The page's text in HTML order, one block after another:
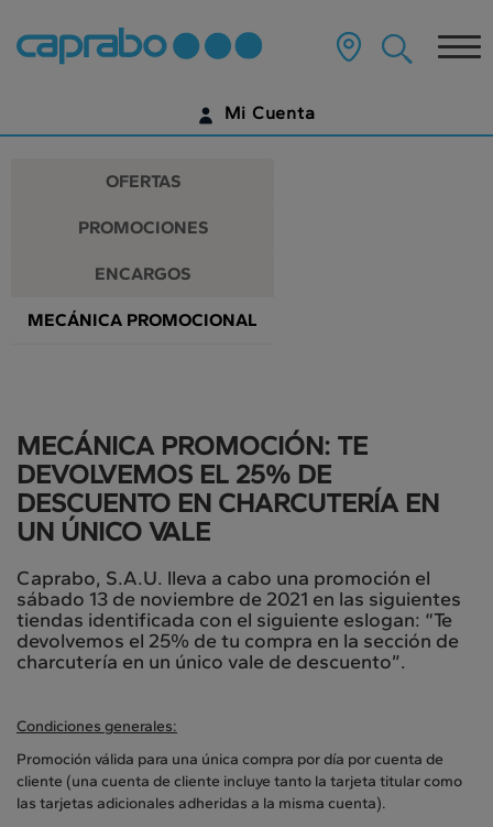
Promociones
y
descuentos
en
nuestros
supermercados
contenido
página
Mi Cuenta
¿AÚN NO TIENES UNA CUENTA DIGITAL?
OFERTAS
PROMOCIONES
ENCARGOS
MECÁNICA PROMOCIONAL
MECÁNICA PROMOCIÓN: TE
DEVOLVEMOS EL 25% DE
DESCUENTO EN CHARCUTERÍA EN
UN ÚNICO VALE
Caprabo, S.A.U. lleva a cabo una promoción el
sábado 13 de noviembre de 2021 en las siguientes
tiendas identificada con el siguiente eslogan: “Te
devolvemos el 25% de tu compra en la sección de
charcutería en un único vale de descuento”.
Condiciones generales:
Promoción válida para una única compra por día por cuenta de
cliente (una cuenta de cliente incluye tanto la tarjeta titular como
las tarjetas adicionales adheridas a la misma cuenta).